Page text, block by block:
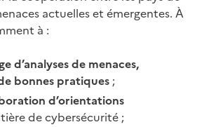
actuelles et émergentes. À
à :
d’analyses de menaces,
bonnes pratiques ;
d’orientations
de cybersécurité ;